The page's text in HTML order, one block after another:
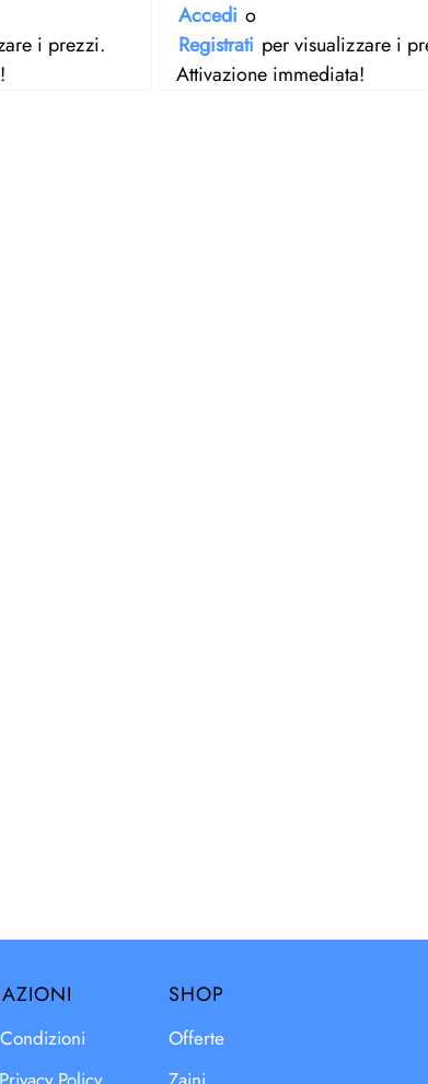
i prezzi.
Accedi o
Registrati per visualizzare i
Attivazione immediata!
SHOP
Offerte